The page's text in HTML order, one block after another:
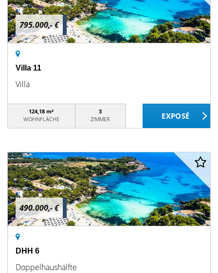
795.000,- €
Villa 11
Villa
124,18 m²
WOHNFLÄCHE
3
ZIMMER
490.000,- €
DHH 6
Doppelhaushälfte